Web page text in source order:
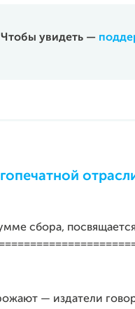
увидеть —
сбора,
— издатели